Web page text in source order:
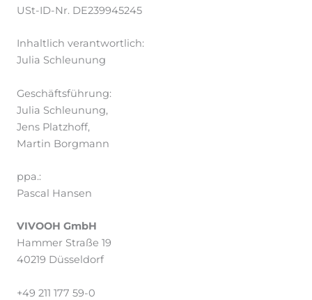
USt-ID-Nr. DE239945245
Inhaltlich verantwortlich:
Julia Schleunung
Geschäftsführung:
Julia Schleunung,
Jens Platzhoff,
Martin Borgmann
ppa.:
Pascal Hansen
VIVOOH GmbH
Hammer Straße 19
40219 Düsseldorf
+49 211 177 59-0